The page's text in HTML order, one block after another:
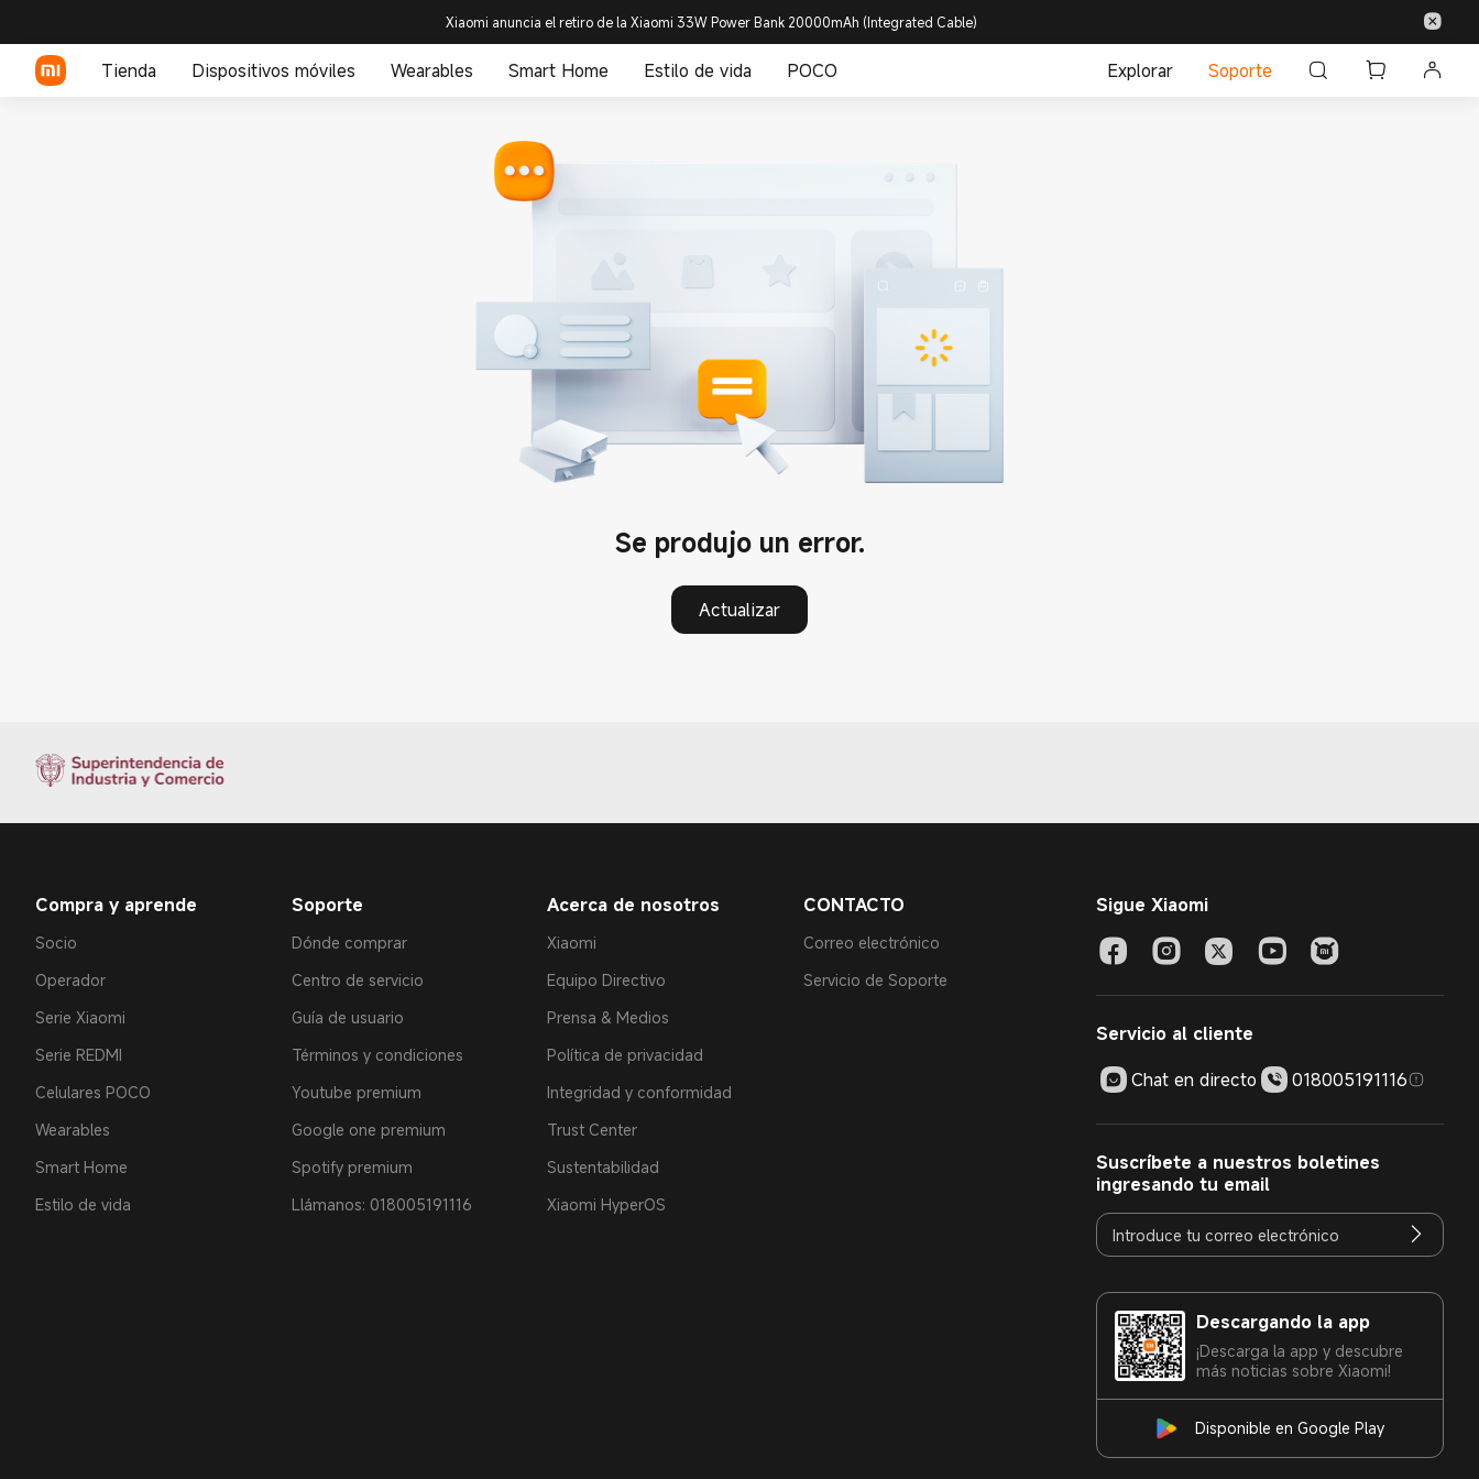
Xiaomi anuncia el retiro de la Xiaomi 33W Power Bank 20000mAh (Integrated Cable)
Tienda Dispositivos móviles Wearables Smart Home Estilo de vida POCO Explorar Soporte
Se produjo un error.
Actualizar
Compra y aprende
Socio
Operador
Serie Xiaomi
Serie REDMI
Celulares POCO
Wearables
Smart Home
Estilo de vida
Soporte
Dónde comprar
Centro de servicio
Guía de usuario
Términos y condiciones
Youtube premium
Google one premium
Spotify premium
Llámanos: 018005191116
Acerca de nosotros
Xiaomi
Equipo Directivo
Prensa & Medios
Política de privacidad
Integridad y conformidad
Trust Center
Sustentabilidad
Xiaomi HyperOS
CONTACTO
Correo electrónico
Servicio de Soporte
Sigue Xiaomi
Servicio al cliente
Chat en directo
018005191116
Suscríbete a nuestros boletines
ingresando tu email
Descargando la app
¡Descarga la app y descubre
más noticias sobre Xiaomi!
Disponible en Google Play